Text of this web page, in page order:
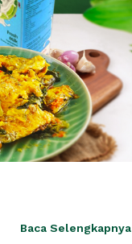
Baca Selengkapnya